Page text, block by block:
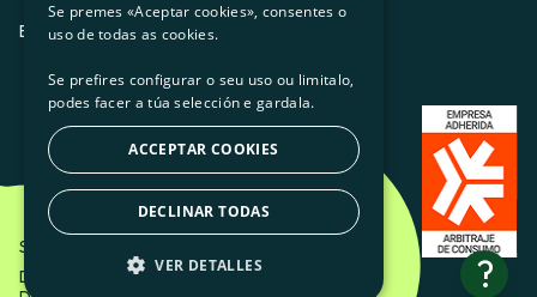
Trabaja con nosotros
ES CAGLEU
Som Energia SCCL - 2026
Diseño creativo de Etéreo Design.
?
Se premes «Aceptar cookies», consentes o
uso de todas as cookies.
Se prefires configurar o seu uso ou limitalo,
podes facer a túa selección e gardala.
ACCEPTAR COOKIES
DECLINAR TODAS
VER DETALLES